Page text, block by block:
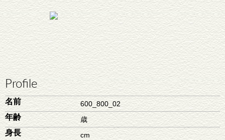
Profile
名前 600_800_02
年齢 歳
身長 cm